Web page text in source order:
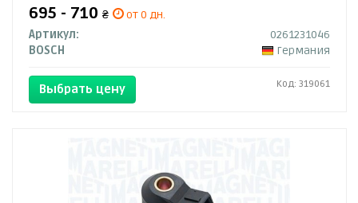
695 - 710 ₴
от 0 дн.
Артикул:
0261231046
BOSCH
Германия
Выбрать цену Код: 319061